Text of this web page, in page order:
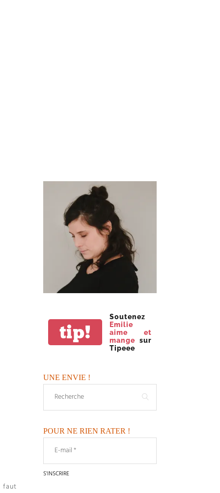
faut
tip!
Soutenez
Emilie
aime et
mange sur
Tipeee
UNE ENVIE !
POUR NE RIEN RATER !